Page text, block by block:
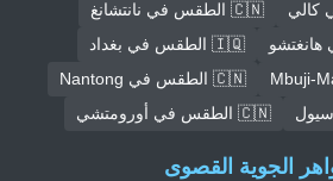
🇨🇳 الطقس في نانتشانغ
🇮🇶 الطقس في بغداد
🇨🇳 الطقس في Nantong
🇨🇳 الطقس في أورومتشي
الجوية القصوى